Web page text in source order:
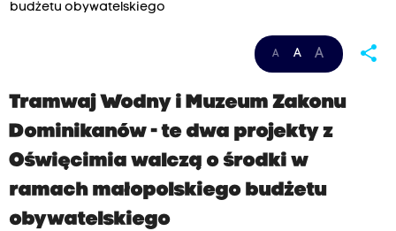
budżetu obywatelskiego
A A A share
Tramwaj Wodny i Muzeum Zakonu
Dominikanów - te dwa projekty z
Oświęcimia walczą o środki w
ramach małopolskiego budżetu
obywatelskiego